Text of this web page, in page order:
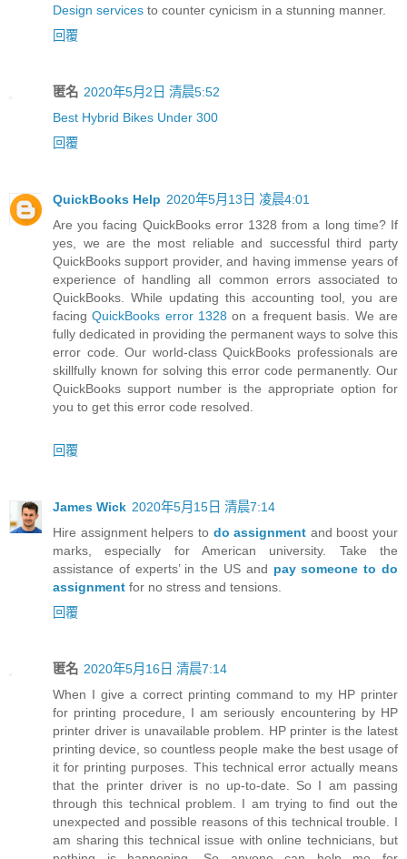
Design services to counter cynicism in a stunning manner.
回覆
匿名 2020年5月2日 清晨5:52
Best Hybrid Bikes Under 300
回覆
QuickBooks Help 2020年5月13日 凌晨4:01
Are you facing QuickBooks error 1328 from a long time? If
yes, we are the most reliable and successful third party
QuickBooks support provider, and having immense years of
experience of handling all common errors associated to
QuickBooks. While updating this accounting tool, you are
facingQuickBooks error 1328 on a frequent basis. We are
fully dedicated in providing the permanent ways to solve this
error code. Our world-class QuickBooks professionals are
skillfully known for solving this error code permanently. Our
QuickBooks support number is the appropriate option for
you to get this error code resolved.
回覆
James Wick 2020年5月15日 清晨7:14
Hire assignment helpers to do assignment and boost your
marks, especially for American university. Take the
assistance of experts’ in the US and pay someone to do
assignment for no stress and tensions.
回覆
匿名 2020年5月16日 清晨7:14
When I give a correct printing command to my HP printer
for printing procedure, I am seriously encountering by HP
printer driver is unavailable problem. HP printer is the latest
printing device, so countless people make the best usage of
it for printing purposes. This technical error actually means
that the printer driver is no up-to-date. So I am passing
through this technical problem. I am trying to find out the
unexpected and possible reasons of this technical trouble. I
am sharing this technical issue with online technicians, but